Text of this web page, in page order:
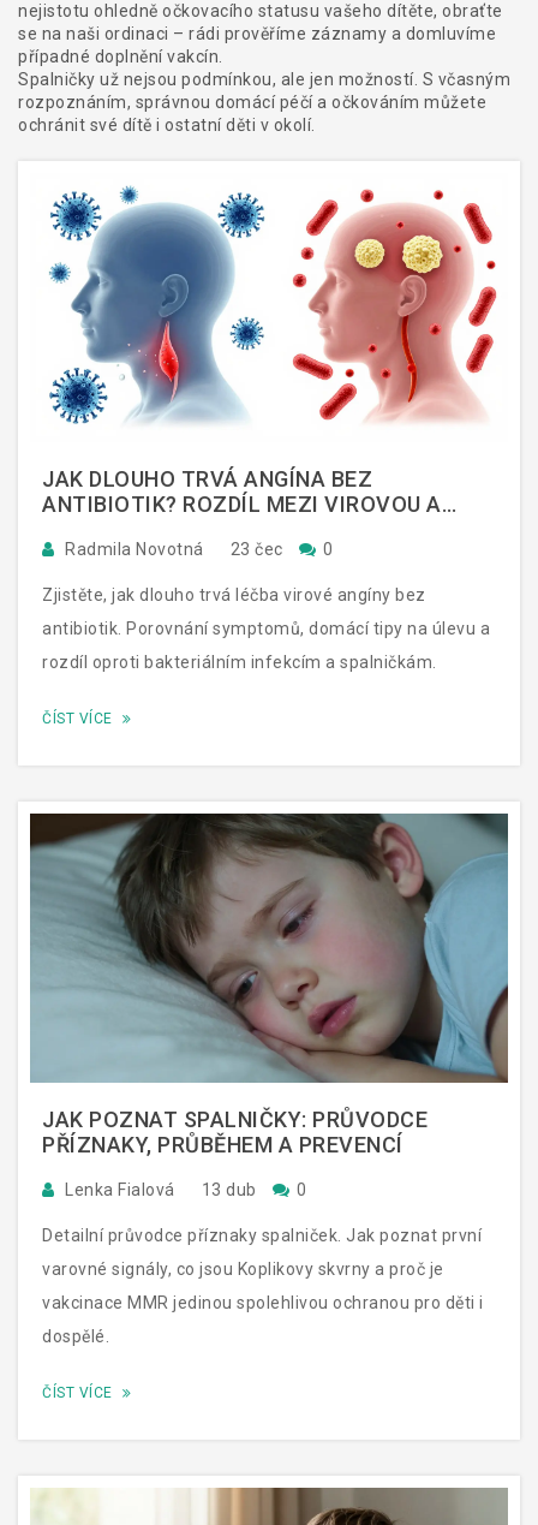
nejistotu ohledně očkovacího statusu vašeho dítěte, obraťte
se na naši ordinaci – rádi prověříme záznamy a domluvíme
případné doplnění vakcín.
Spalničky už nejsou podmínkou, ale jen možností. S včasným
rozpoznáním, správnou domácí péčí a očkováním můžete
ochránit své dítě i ostatní děti v okolí.
JAK DLOUHO TRVÁ ANGÍNA BEZ
ANTIBIOTIK? ROZDÍL MEZI VIROVOU A
Radmila Novotná 23 čec 0
Zjistěte, jak dlouho trvá léčba virové angíny bez
antibiotik. Porovnání symptomů, domácí tipy na úlevu a
rozdíl oproti bakteriálním infekcím a spalničkám.
ČÍST VÍCE
JAK POZNAT SPALNIČKY: PRŮVODCE
PŘÍZNAKY, PRŮBĚHEM A PREVENCÍ
Lenka Fialová 13 dub 0
Detailní průvodce příznaky spalniček. Jak poznat první
varovné signály, co jsou Koplikovy skvrny a proč je
vakcinace MMR jedinou spolehlivou ochranou pro děti i
dospělé.
ČÍST VÍCE